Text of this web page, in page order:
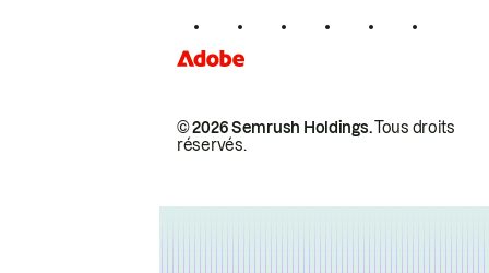
© 2026 Semrush Holdings.Tous droits
réservés.